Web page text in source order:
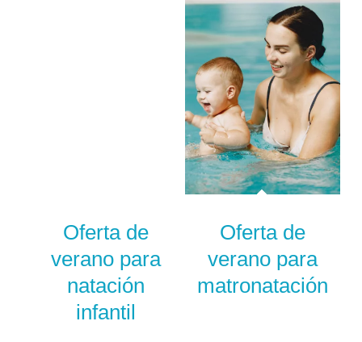
Oferta de
verano para
natación
infantil
Oferta de
verano para
matronatación